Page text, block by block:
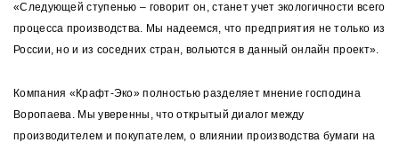
«Следующей ступенью – говорит он, станет учет экологичности всего
процесса производства. Мы надеемся, что предприятия не только из
России, но и из соседних стран, вольются в данный онлайн проект».
Компания «Крафт-Эко» полностью разделяет мнение господина
Воропаева. Мы уверенны, что открытый диалог между
производителем и покупателем, о влиянии производства бумаги на